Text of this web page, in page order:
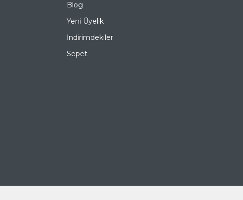
Blog
Yeni Üyelik
İndirimdekiler
Sepet